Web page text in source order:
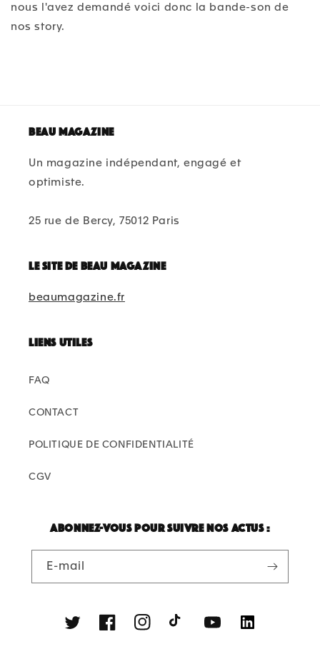
nous l'avez demandé voici donc la bande-son de
nos story.
Beau magazine
Un magazine indépendant, engagé et
optimiste.
25 rue de Bercy, 75012 Paris
Le site de beau magazine
beaumagazine.fr
Liens utiles
FAQ
CONTACT
POLITIQUE DE CONFIDENTIALITÉ
CGV
Abonnez-vous pour suivre nos actus :
E-mail
Twitter FacebookInstagramTikTok YouTubeLinkedin